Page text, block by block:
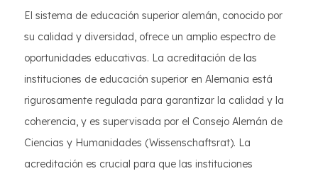
El sistema de educación superior alemán, conocido por
su calidad y diversidad, ofrece un amplio espectro de
oportunidades educativas. La acreditación de las
instituciones de educación superior en Alemania está
rigurosamente regulada para garantizar la calidad y la
coherencia, y es supervisada por el Consejo Alemán de
Ciencias y Humanidades (Wissenschaftsrat). La
acreditación es crucial para que las instituciones